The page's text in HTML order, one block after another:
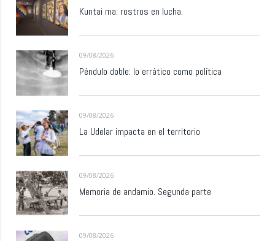
Kuntai ma: rostros en lucha.
09/08/2026
Péndulo doble: lo errático como política
09/08/2026
La Udelar impacta en el territorio
09/08/2026
Memoria de andamio. Segunda parte
09/08/2026